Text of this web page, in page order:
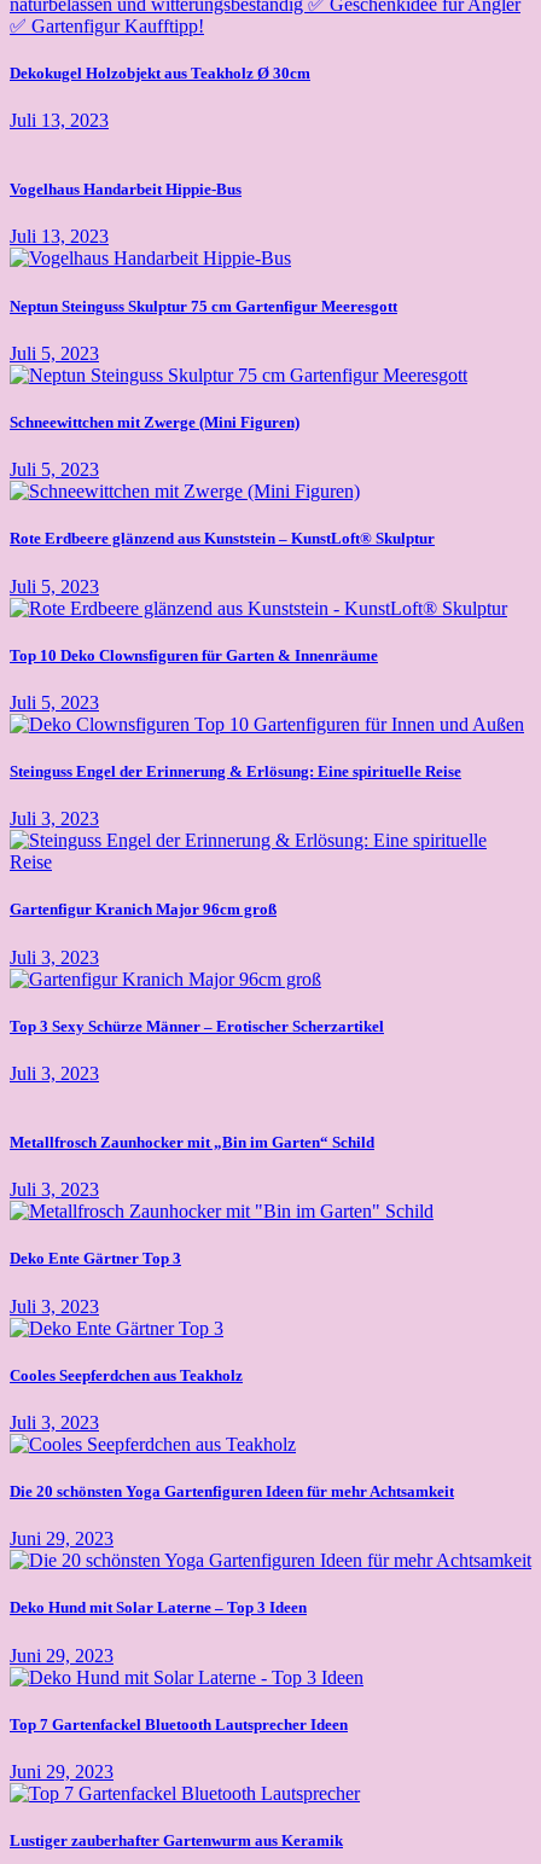
Dekokugel Holzobjekt aus Teakholz Ø 30cm
Juli 13, 2023
Vogelhaus Handarbeit Hippie-Bus
Juli 13, 2023
Neptun Steinguss Skulptur 75 cm Gartenfigur Meeresgott
Juli 5, 2023
Schneewittchen mit Zwerge (Mini Figuren)
Juli 5, 2023
Rote Erdbeere glänzend aus Kunststein – KunstLoft® Skulptur
Juli 5, 2023
Top 10 Deko Clownsfiguren für Garten & Innenräume
Juli 5, 2023
Steinguss Engel der Erinnerung & Erlösung: Eine spirituelle Reise
Juli 3, 2023
Gartenfigur Kranich Major 96cm groß
Juli 3, 2023
Top 3 Sexy Schürze Männer – Erotischer Scherzartikel
Juli 3, 2023
Metallfrosch Zaunhocker mit „Bin im Garten“ Schild
Juli 3, 2023
Deko Ente Gärtner Top 3
Juli 3, 2023
Cooles Seepferdchen aus Teakholz
Juli 3, 2023
Die 20 schönsten Yoga Gartenfiguren Ideen für mehr Achtsamkeit
Juni 29, 2023
Deko Hund mit Solar Laterne – Top 3 Ideen
Juni 29, 2023
Top 7 Gartenfackel Bluetooth Lautsprecher Ideen
Juni 29, 2023
Lustiger zauberhafter Gartenwurm aus Keramik